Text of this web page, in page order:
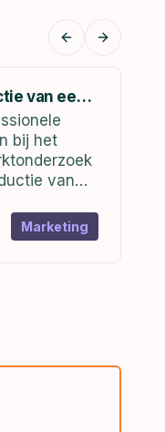
Previous
Next
van een
bij het
van
in de...
Marketing